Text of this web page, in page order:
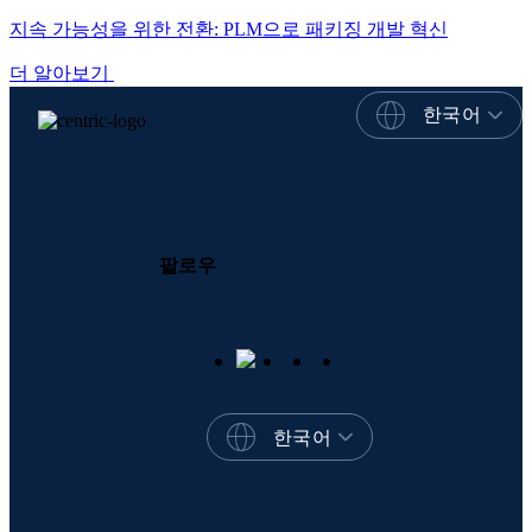
지속 가능성을 위한 전환: PLM으로 패키징 개발 혁신
더 알아보기
한국어
팔로우
한국어